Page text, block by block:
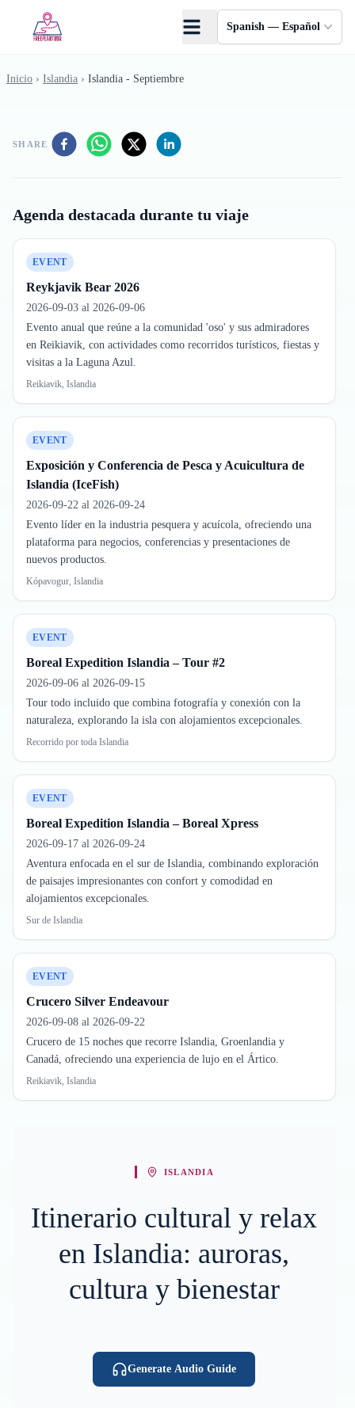
Spanish — Español
Inicio › Islandia › Islandia - Septiembre
SHARE
Agenda destacada durante tu viaje
EVENT
Reykjavik Bear 2026
2026-09-03 al 2026-09-06
Evento anual que reúne a la comunidad 'oso' y sus admiradores
en Reikiavik, con actividades como recorridos turísticos, fiestas y
visitas a la Laguna Azul.
Reikiavik, Islandia
EVENT
Exposición y Conferencia de Pesca y Acuicultura de
Islandia (IceFish)
2026-09-22 al 2026-09-24
Evento líder en la industria pesquera y acuícola, ofreciendo una
plataforma para negocios, conferencias y presentaciones de
nuevos productos.
Kópavogur, Islandia
EVENT
Boreal Expedition Islandia – Tour #2
2026-09-06 al 2026-09-15
Tour todo incluido que combina fotografía y conexión con la
naturaleza, explorando la isla con alojamientos excepcionales.
Recorrido por toda Islandia
EVENT
Boreal Expedition Islandia – Boreal Xpress
2026-09-17 al 2026-09-24
Aventura enfocada en el sur de Islandia, combinando exploración
de paisajes impresionantes con confort y comodidad en
alojamientos excepcionales.
Sur de Islandia
EVENT
Crucero Silver Endeavour
2026-09-08 al 2026-09-22
Crucero de 15 noches que recorre Islandia, Groenlandia y
Canadá, ofreciendo una experiencia de lujo en el Ártico.
Reikiavik, Islandia
ISLANDIA
Itinerario cultural y relax
en Islandia: auroras,
cultura y bienestar
Generate Audio Guide